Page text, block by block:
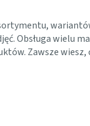
Obsługa wielu
Zawsze wiesz,